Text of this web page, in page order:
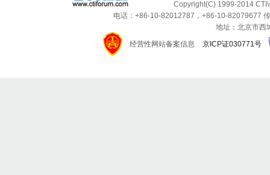
Copyright(C) 1999-2014 CTI
电话：+86-10-82012787，+86-10-82079677
地址：北京市西
经营性网站备案信息
京ICP证030771号